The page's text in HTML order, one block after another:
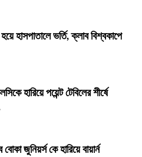
হাসপাতালে ভর্তি, ক্লাব বিশ্বকাপে
হারিয়ে পয়েন্ট টেবিলের শীর্ষে
জুনিয়র্স কে হারিয়ে বায়ার্ন